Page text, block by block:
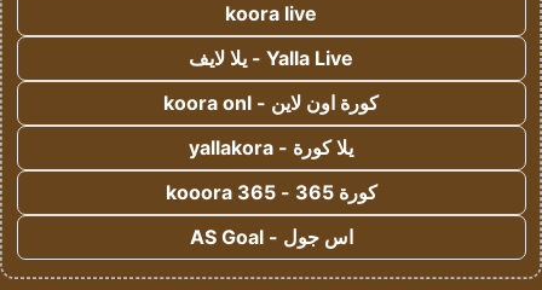
koora live
Yalla Live - يلا لايف
كورة اون لاين - koora onl
يلا كورة - yallakora
كورة 365 - kooora 365
اس جول - AS Goal